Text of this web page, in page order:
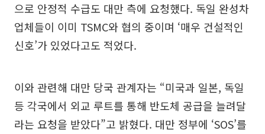
으로 안정적 수급도 대만 측에 요청했다. 독일 완성차
업체들이 이미 TSMC와 협의 중이며 ‘매우 건설적인
신호’가 있었다고도 적었다.
이와 관련해 대만 당국 관계자는 “미국과 일본, 독일
등 각국에서 외교 루트를 통해 반도체 공급을 늘려달
라는 요청을 받았다”고 밝혔다. 대만 정부에 ‘SOS’를